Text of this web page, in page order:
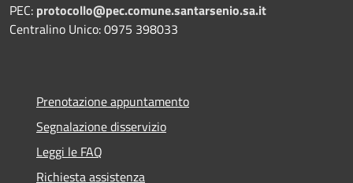
PEC: protocollo@pec.comune.santarsenio.sa.it
Centralino Unico: 0975 398033
Prenotazione appuntamento
Segnalazione disservizio
Leggi le FAQ
Richiesta assistenza